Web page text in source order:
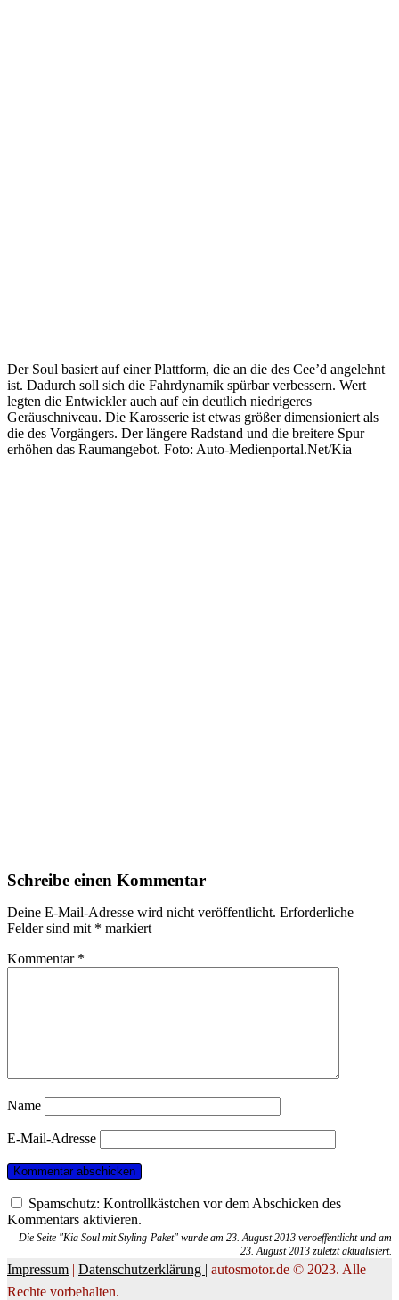
Der Soul basiert auf einer Plattform, die an die des Cee’d angelehnt
ist. Dadurch soll sich die Fahrdynamik spürbar verbessern. Wert
legten die Entwickler auch auf ein deutlich niedrigeres
Geräuschniveau. Die Karosserie ist etwas größer dimensioniert als
die des Vorgängers. Der längere Radstand und die breitere Spur
erhöhen das Raumangebot. Foto: Auto-Medienportal.Net/Kia
Schreibe einen Kommentar
Deine E-Mail-Adresse wird nicht veröffentlicht. Erforderliche
Felder sind mit * markiert
Kommentar *
Name
E-Mail-Adresse
Spamschutz: Kontrollkästchen vor dem Abschicken des
Kommentars aktivieren.
Die Seite "Kia Soul mit Styling-Paket" wurde am 23. August 2013 veroeffentlicht und am
23. August 2013 zuletzt aktualisiert.
Impressum | Datenschutzerklärung | autosmotor.de © 2023. Alle
Rechte vorbehalten.